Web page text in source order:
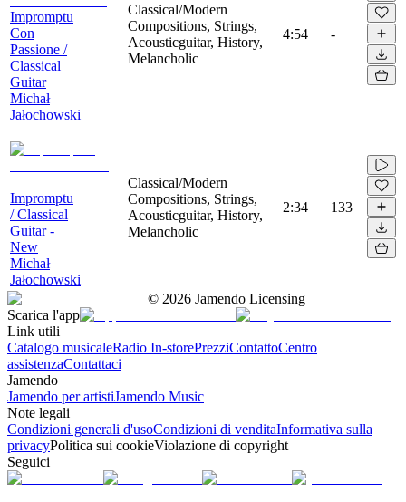
Impromptu
Con
Passione /
Classical
Guitar
Michał
Jałochowski
Classical/Modern
Compositions, Strings,
Acousticguitar, History,
Melancholic
4:54 -
Impromptu
/ Classical
Guitar -
New
Michał
Jałochowski
Classical/Modern
Compositions, Strings,
Acousticguitar, History,
Melancholic
2:34 133
© 2026 Jamendo Licensing
Scarica l'app
Link utili
Catalogo musicaleRadio In-storePrezziContattoCentro
assistenzaContattaci
Jamendo
Jamendo per artistiJamendo Music
Note legali
Condizioni generali d'usoCondizioni di venditaInformativa sulla
privacyPolitica sui cookieViolazione di copyright
Seguici